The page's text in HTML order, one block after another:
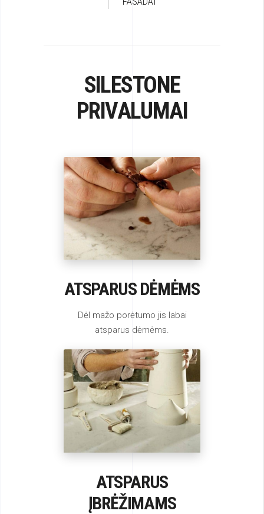
SILESTONE
PRIVALUMAI
ATSPARUS DĖMĖMS
Dėl mažo porėtumo jis labai
atsparus dėmėms.
ATSPARUS
ĮBRĖŽIMAMS